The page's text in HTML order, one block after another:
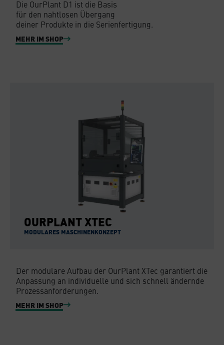
Die OurPlant D1 ist die Basis
für den nahtlosen Übergang
deiner Produkte in die Serienfertigung.
MEHR IM SHOP
OURPLANT XTEC
MODULARES MASCHINENKONZEPT
Der modulare Aufbau der OurPlant XTec garantiert die
Anpassung an individuelle und sich schnell ändernde
Prozessanforderungen.
MEHR IM SHOP